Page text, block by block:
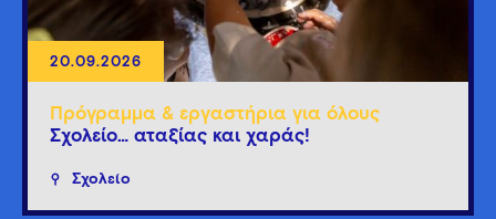
20.09.2026
Πρόγραμμα & εργαστήρια για όλους
Σχολείο… αταξίας και χαράς!
Σχολείο